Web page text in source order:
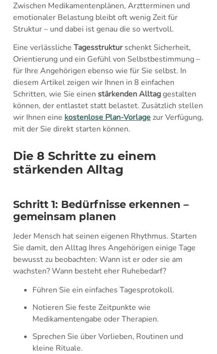
Zwischen Medikamentenplänen, Arztterminen und
emotionaler Belastung bleibt oft wenig Zeit für
Struktur – und dabei ist genau die so wertvoll.
Eine verlässliche Tagesstrukturschenkt Sicherheit,
Orientierung und ein Gefühl von Selbstbestimmung –
für Ihre Angehörigen ebenso wie für Sie selbst. In
diesem Artikel zeigen wir Ihnen in 8 einfachen
Schritten, wie Sie einen stärkenden Alltaggestalten
können, der entlastet statt belastet. Zusätzlich stellen
wir Ihnen eine kostenlose Plan-Vorlagezur Verfügung,
mit der Sie direkt starten können.
Die 8 Schritte zu einem
stärkenden Alltag
Schritt 1: Bedürfnisse erkennen –
gemeinsam planen
Jeder Mensch hat seinen eigenen Rhythmus. Starten
Sie damit, den Alltag Ihres Angehörigen einige Tage
bewusst zu beobachten: Wann ist er oder sie am
wachsten? Wann besteht eher Ruhebedarf?
Führen Sie ein einfaches Tagesprotokoll.
Notieren Sie feste Zeitpunkte wie
Medikamentengabe oder Therapien.
Sprechen Sie über Vorlieben, Routinen und
kleine Rituale.